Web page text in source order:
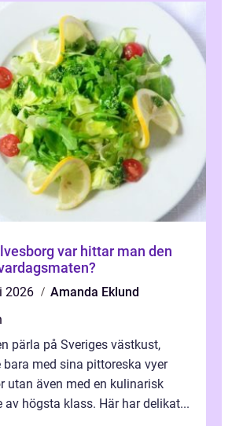
hittar man den
2026
Amanda Eklund
pärla på Sveriges västkust,
bara med sina pittoreska vyer
utan även med en kulinarisk
av högsta klass. Här har delikat...